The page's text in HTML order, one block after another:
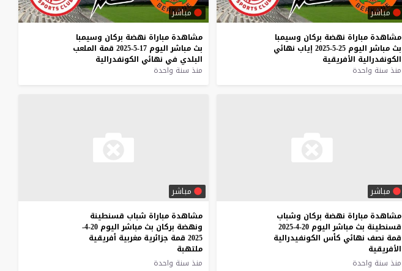
مباشر
مشاهدة مباراة نهضة بركان وسيمبا
بث مباشر اليوم 25-5-2025 إياب نهائي
الكونفدرالية الأفريقية
منذ سنة واحدة
مباشر
مشاهدة مباراة نهضة بركان وسيمبا
بث مباشر اليوم 17-5-2025 قمة الملعب
البلدي في نهائي الكونفدرالية
منذ سنة واحدة
مباشر
مشاهدة مباراة نهضة بركان وشباب
قسنطينة بث مباشر اليوم 20-4-2025
قمة نصف نهائي كأس الكونفيدرالية
الأفريقية
منذ سنة واحدة
مباشر
مشاهدة مباراة شباب قسنطينة
ونهضة بركان بث مباشر اليوم 20-4-
2025 قمة جزائرية مغربية أفريقية
ملتهبة
منذ سنة واحدة